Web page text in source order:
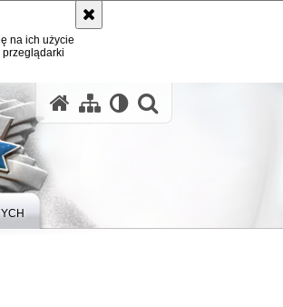
na ich użycie